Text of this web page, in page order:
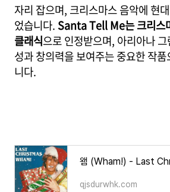
자리 잡으며, 크리스마스 음악에 현
었습니다. Santa Tell Me는 크리스
클래식으로 인정받으며, 아리아나
성과 창의력을 보여주는 중요한 작
니다.
qjsdurwhk.com